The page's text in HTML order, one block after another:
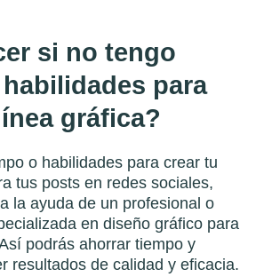
si no tengo
para
gráfica?
o habilidades para crear tu
tus posts en redes sociales,
la ayuda de un profesional o
en diseño gráfico para
podrás ahorrar tiempo y
resultados de calidad y eficacia.